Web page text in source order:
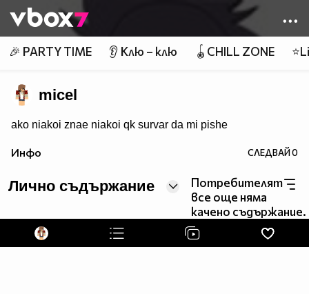
👾
🎉 PARTY TIME 👂 Клю – клю 🪀CHILL ZONE
micel
ako niakoi znae niakoi qk survar da mi pishe
Инфо СЛЕДВАЙ0
Лично съдържание
Потребителят
все още няма
качено съдържание.